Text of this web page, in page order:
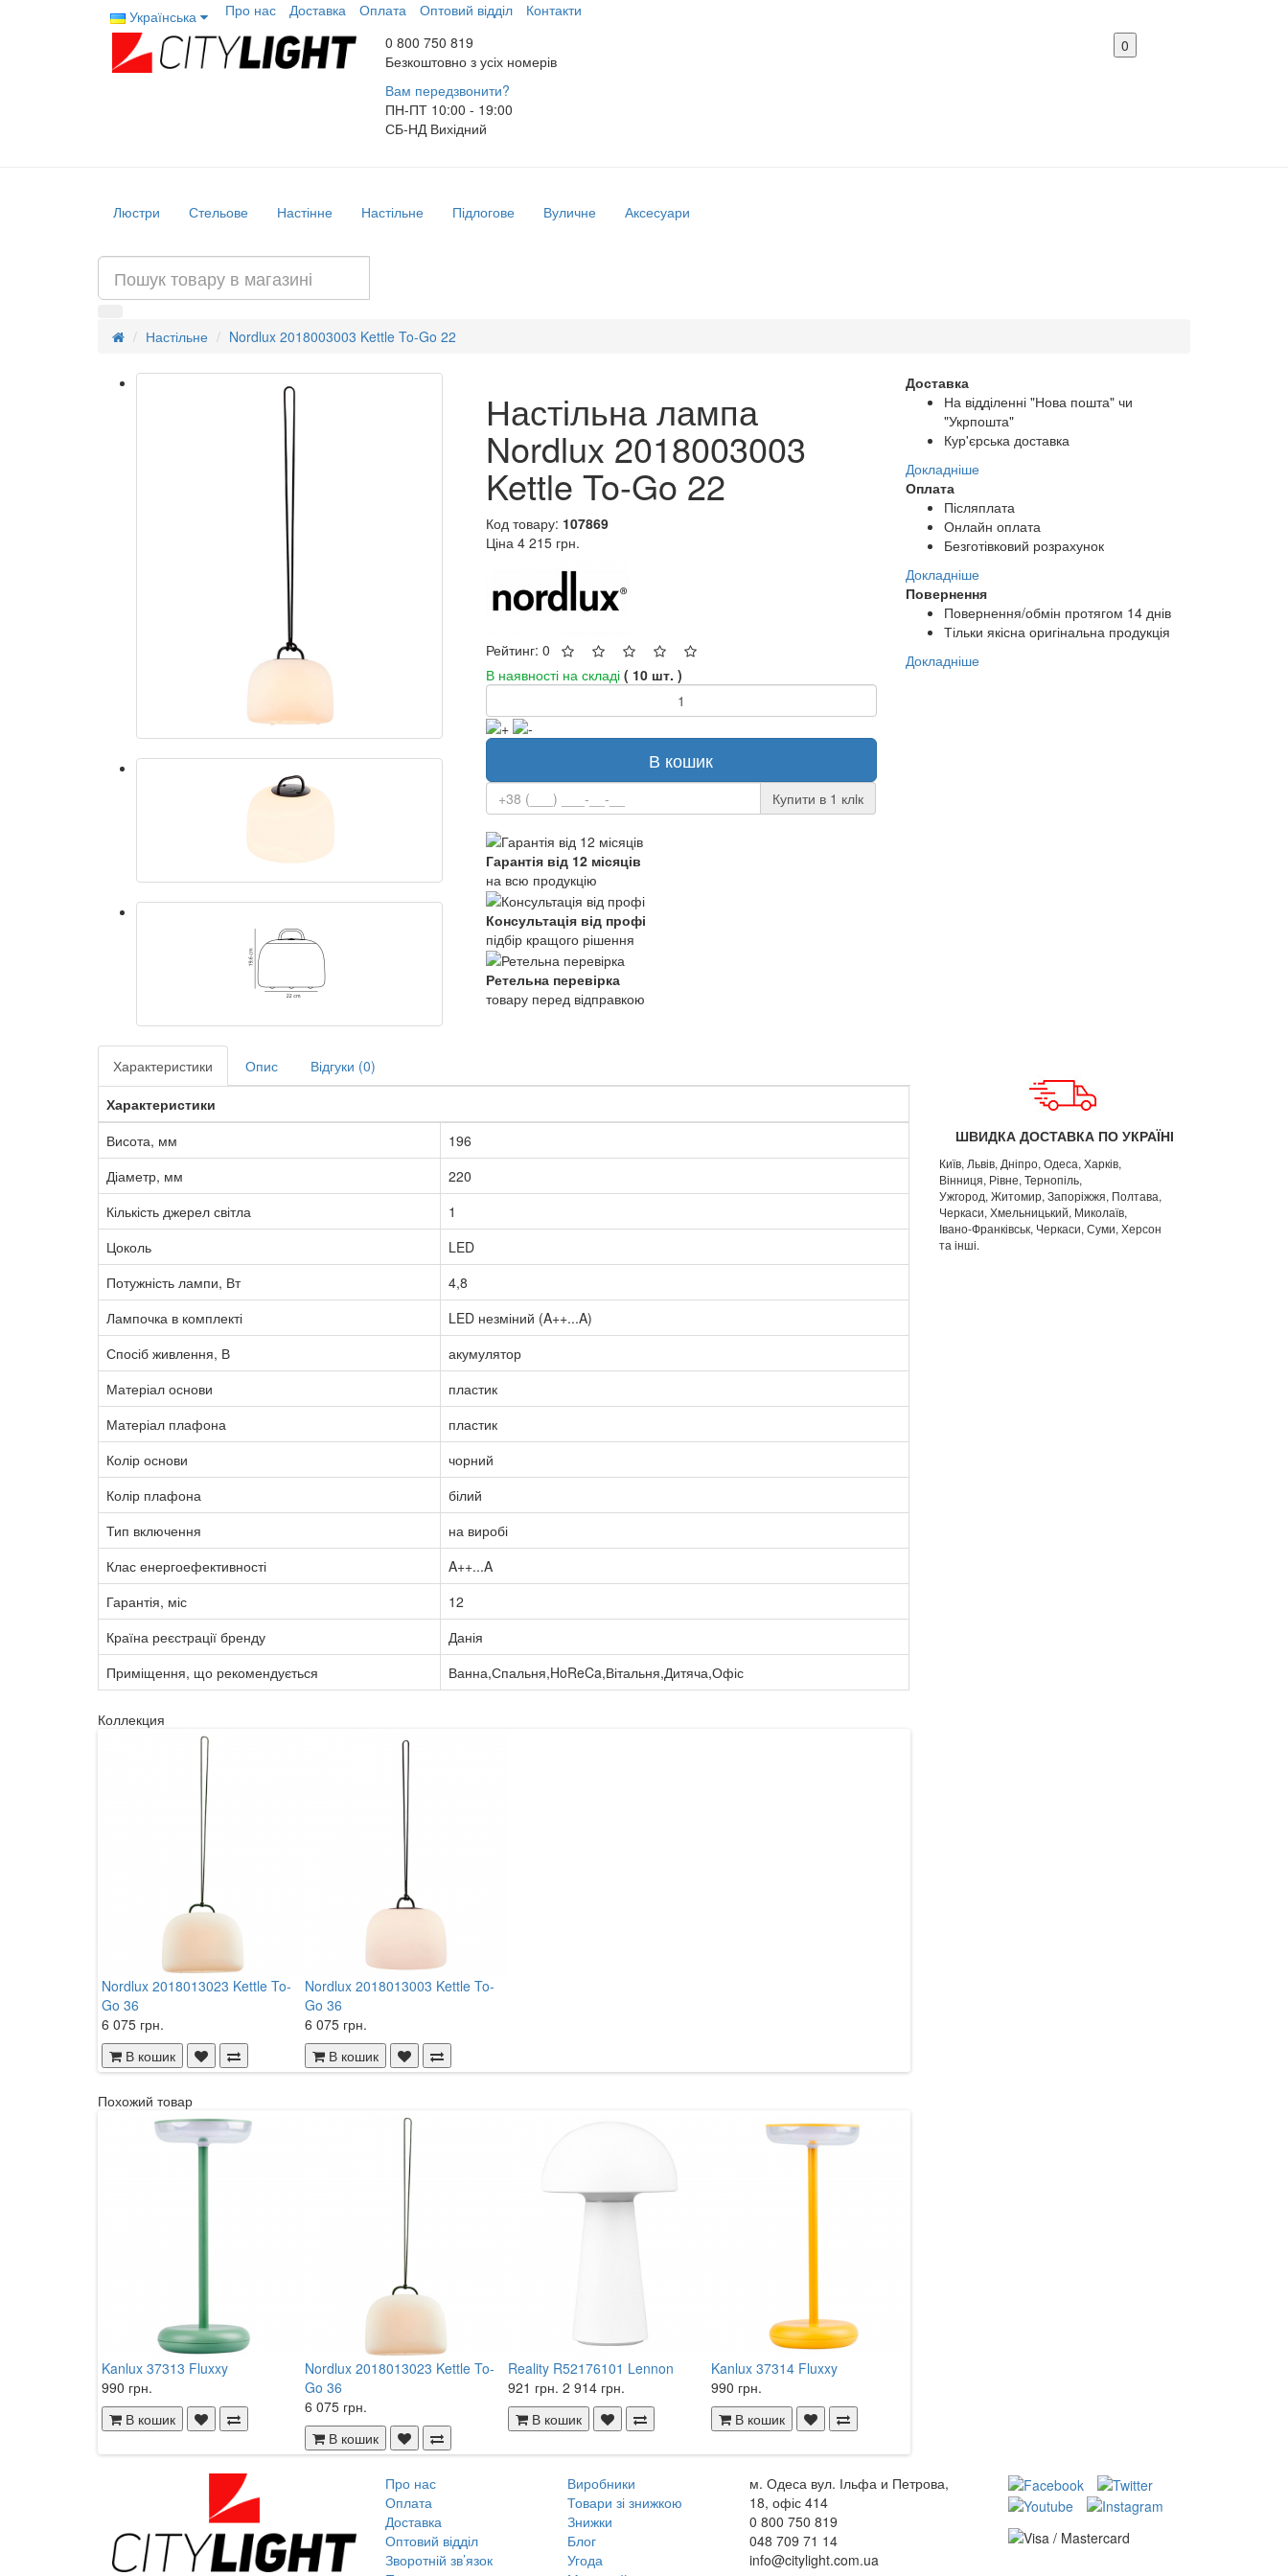
Українська Про нас Доставка Оплата Оптовий відділ
Контакти
0 800 750 819
Безкоштовно з усіх номерів
Вам передзвонити?
ПН-ПТ 10:00 - 19:00
СБ-НДВихідний
0
Люстри Стельове Настінне Настільне Підлогове Вуличне Аксесуари
Настільне Nordlux 2018003003 Kettle To-Go 22
Настільна лампа
Nordlux 2018003003
Kettle To-Go 22
Код товару: 107869
Ціна 4 215 грн.
Рейтинг: 0
В наявності на складі ( 10 шт. )
В кошик
Купити в 1 клiк
Доставка
На відділенні "Нова пошта" чи
"Укрпошта"
Кур'єрська доставка
Докладніше
Оплата
Післяплата
Онлайн оплата
Безготівковий розрахунок
Докладніше
Повернення
Повернення/обмін протягом 14 днів
Тільки якісна оригінальна продукція
Докладніше
Гарантія від 12 місяців
на всю продукцію
Консультація від профі
підбір кращого рішення
Ретельна перевірка
товару перед відправкою
Характеристики Опис
Відгуки (0)
Характеристики
Висота, мм
196
Діаметр, мм
220
Кількість джерел світла
1
Цоколь
LED
Потужність лампи, Вт
4,8
Лампочка в комплекті
LED незміний (A++...A)
Спосіб живлення, В
акумулятор
Матеріал основи
пластик
Матеріал плафона
пластик
Колір основи
чорний
Колір плафона
білий
Тип включення
на виробі
Клас енергоефективності
A++...A
Гарантія, міс
12
Країна реєстрації бренду
Данія
Приміщення, що рекомендується
Ванна,Спальня,HoReCa,Вітальня,Дитяча,Офіс
Коллекция
Nordlux 2018013023 Kettle To-
Go 36
6 075 грн.
В кошик
Nordlux 2018013003 Kettle To-
Go 36
6 075 грн.
В кошик
Похожий товар
Kanlux 37313 Fluxxy
990 грн.
В кошик
Nordlux 2018013023 Kettle To-
Go 36
6 075 грн.
В кошик
Reality R52176101 Lennon
921 грн. 2 914 грн.
В кошик
Kanlux 37314 Fluxxy
990 грн.
В кошик
ШВИДКА ДОСТАВКА ПО УКРАЇНІ
Київ, Львів, Дніпро, Одеса, Харків,
Вінниця, Рівне, Тернопіль,
Ужгород, Житомир, Запоріжжя, Полтава,
Черкаси, Хмельницький, Миколаїв,
Івано-Франківськ, Черкаси, Суми, Херсон
та інші.
Про нас
Оплата
Доставка
Оптовий відділ
Зворотній зв’язок
Виробники
Товари зі знижкою
Знижки
Блог
Угода
м. Одеса вул. Ільфа и Петрова,
18, офіс 414
0 800 750 819
048 709 71 14
info@citylight.com.ua